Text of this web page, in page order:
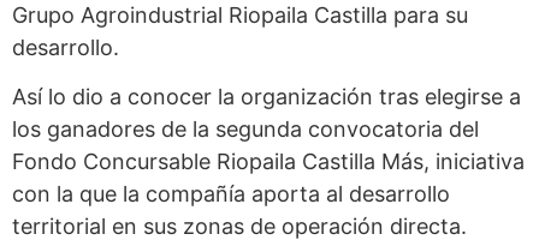
Grupo Agroindustrial Riopaila Castilla para su
desarrollo.
Así lo dio a conocer la organización tras elegirse a
los ganadores de la segunda convocatoria del
Fondo Concursable Riopaila Castilla Más, iniciativa
con la que la compañía aporta al desarrollo
territorial en sus zonas de operación directa.